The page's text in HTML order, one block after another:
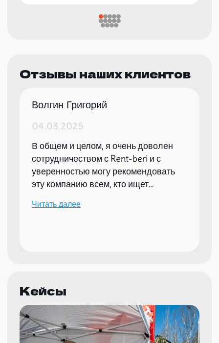
Отзывы наших клиентов
Волгин Григорий
04.03.2025
В общем и целом, я очень доволен
сотрудничеством с Rent-beri и с
уверенностью могу рекомендовать
эту компанию всем, кто ищет
мероприятий.
Читать далее
Кейсы